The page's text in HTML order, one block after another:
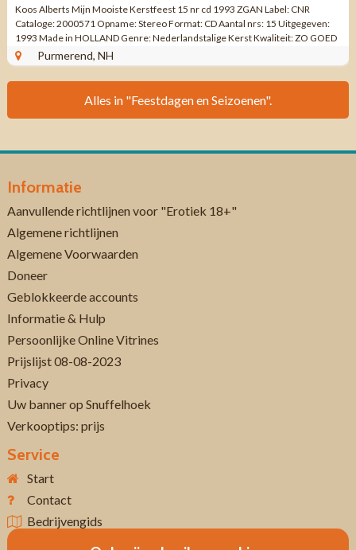
Koos Alberts Mijn Mooiste Kerstfeest 15 nr cd 1993 ZGAN Label: CNR
Cataloge: 2000571 Opname: Stereo Format: CD Aantal nrs: 15 Uitgegeven:
1993 Made in HOLLAND Genre: Nederlandstalige Kerst Kwaliteit: ZO GOED
ALS NIEUW ...
Purmerend, NH
Alles in "Feestdagen en Seizoenen".
Informatie
Aanvullende richtlijnen voor "Erotiek 18+"
Algemene richtlijnen
Algemene Voorwaarden
Doneer
Geblokkeerde accounts
Informatie & Hulp
Persoonlijke Online Vitrines
Prijslijst 08-08-2023
Privacy
Uw banner op Snuffelhoek
Verkooptips: prijs
Service
Start
Contact
Bedrijvengids